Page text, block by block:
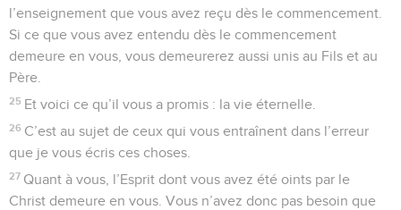
l’enseignement que vous avez reçu dès le commencement.
Si ce que vous avez entendu dès le commencement
demeure en vous, vous demeurerez aussi unis au Fils et au
Père.
25 Et voici ce qu’il vous a promis : la vie éternelle.
26 C’est au sujet de ceux qui vous entraînent dans l’erreur
que je vous écris ces choses.
27 Quant à vous, l’Esprit dont vous avez été oints par le
Christ demeure en vous. Vous n’avez donc pas besoin que